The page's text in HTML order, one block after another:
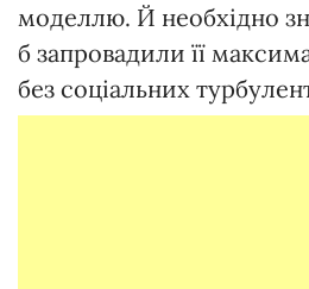
моделлю. Й необхідно
б запровадили її
без соціальних